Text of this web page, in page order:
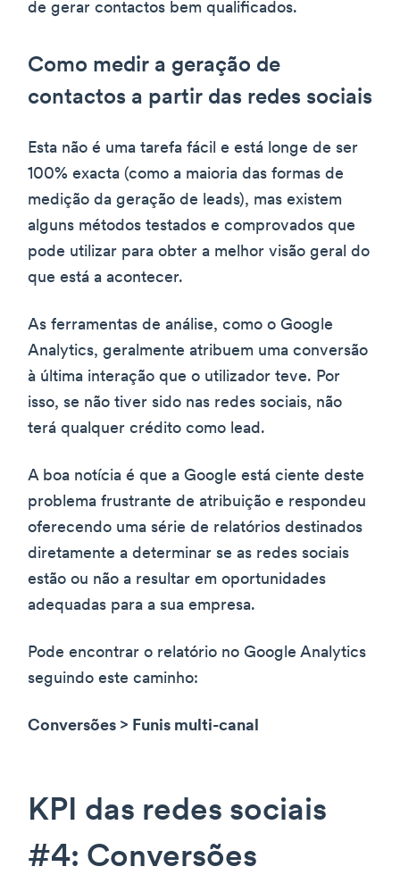
de gerar contactos bem qualificados.
Como medir a geração de
contactos a partir das redes sociais
Esta não é uma tarefa fácil e está longe de ser
100% exacta (como a maioria das formas de
medição da geração de leads), mas existem
alguns métodos testados e comprovados que
pode utilizar para obter a melhor visão geral do
que está a acontecer.
As ferramentas de análise, como o Google
Analytics, geralmente atribuem uma conversão
à última interação que o utilizador teve. Por
isso, se não tiver sido nas redes sociais, não
terá qualquer crédito como lead.
A boa notícia é que a Google está ciente deste
problema frustrante de atribuição e respondeu
oferecendo uma série de relatórios destinados
diretamente a determinar se as redes sociais
estão ou não a resultar em oportunidades
adequadas para a sua empresa.
Pode encontrar o relatório no Google Analytics
seguindo este caminho:
Conversões > Funis multi-canal
KPI das redes sociais
#4: Conversões